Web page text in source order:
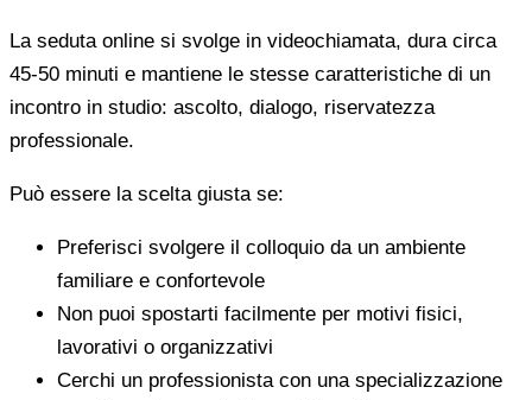
La seduta online si svolge in videochiamata, dura circa
45-50 minuti e mantiene le stesse caratteristiche di un
incontro in studio: ascolto, dialogo, riservatezza
professionale.
Può essere la scelta giusta se:
Preferisci svolgere il colloquio da un ambiente
familiare e confortevole
Non puoi spostarti facilmente per motivi fisici,
lavorativi o organizzativi
Cerchi un professionista con una specializzazione